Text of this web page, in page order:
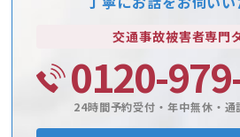
交通事故被害者専門
0120-
24時間予約受付・年中無休・通